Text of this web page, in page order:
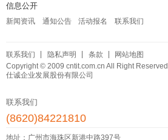
信息公开
新闻资讯 通知公告 活动报名 联系我们
联系我们 隐私声明 条款
网站地图
Copyright © 2009 cntit.com.cn All Right Reserved
仕诚企业发展股份有限公司
联系我们
(8620)84221810
地址：广州市海珠区新港中路397号